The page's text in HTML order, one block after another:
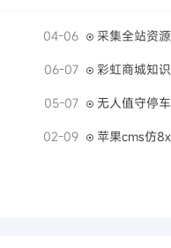
04-06 采集全站资
06-07 彩虹商城知
05-07
02-09 苹果cms仿